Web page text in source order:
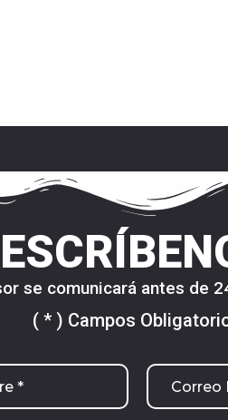
se comunicará antes de
( * ) Campos